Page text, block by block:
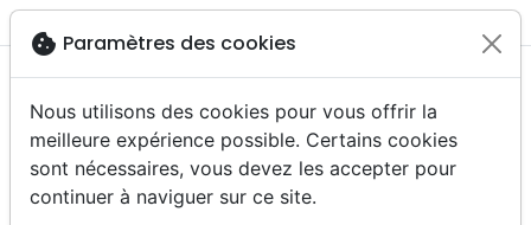
menu
cookie Paramètres des cookies
Nous utilisons des cookies pour vous offrir la
meilleure expérience possible. Certains cookies
sont nécessaires, vous devez les accepter pour
continuer à naviguer sur ce site.